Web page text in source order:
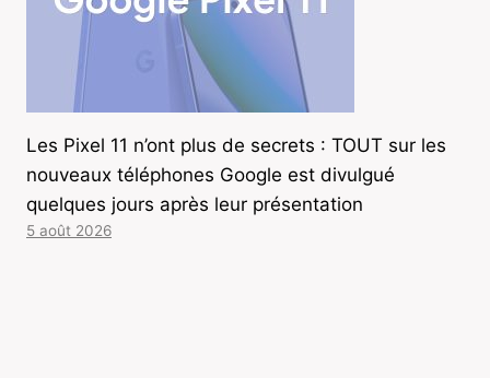
Les Pixel 11 n’ont plus de secrets : TOUT sur les
nouveaux téléphones Google est divulgué
quelques jours après leur présentation
5 août 2026